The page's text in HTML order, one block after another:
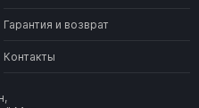
Гарантия и возврат
Контакты